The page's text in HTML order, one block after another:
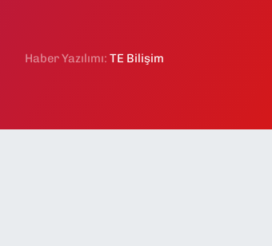
Haber Yazılımı:TE Bilişim